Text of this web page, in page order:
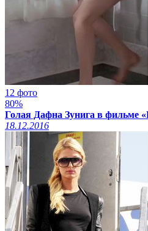
12 фото
80%
Голая Дафна Зунига в фильме
18.12.2016